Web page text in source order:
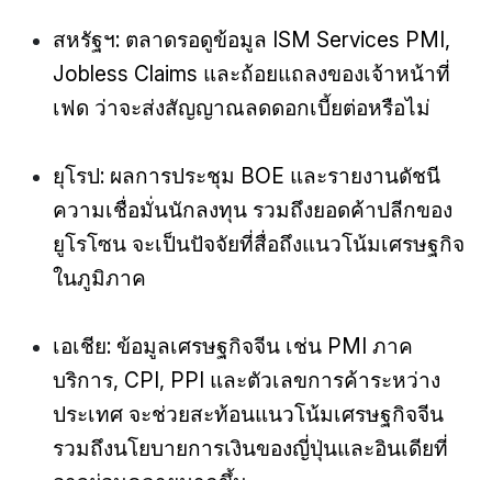
สหรัฐฯ: ตลาดรอดูข้อมูล ISM Services PMI,
Jobless Claims และถ้อยแถลงของเจ้าหน้าที่
เฟด ว่าจะส่งสัญญาณลดดอกเบี้ยต่อหรือไม่
ยุโรป: ผลการประชุม BOE และรายงานดัชนี
ความเชื่อมั่นนักลงทุน รวมถึงยอดค้าปลีกของ
ยูโรโซน จะเป็นปัจจัยที่สื่อถึงแนวโน้มเศรษฐกิจ
ในภูมิภาค
เอเชีย: ข้อมูลเศรษฐกิจจีน เช่น PMI ภาค
บริการ, CPI, PPI และตัวเลขการค้าระหว่าง
ประเทศ จะช่วยสะท้อนแนวโน้มเศรษฐกิจจีน
รวมถึงนโยบายการเงินของญี่ปุ่นและอินเดียที่